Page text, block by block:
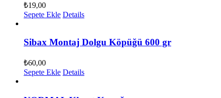
₺19,00
Sepete Ekle Details
Sibax Montaj Dolgu Köpüğü 600 gr
₺60,00
Sepete Ekle Details